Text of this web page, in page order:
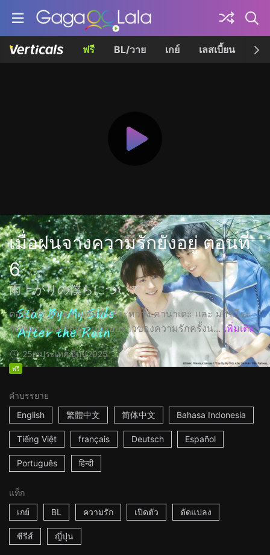
ฟรี BL/วาย เกย์ เลสเบี้ยน เค
เมื่อฝนจางความรักยังอยู่ ตอนที่
6
雨上がりの僕らについて
ตอนที่ 6: แม้ความสัมพันธ์ระหว่าง คานาเดะ และ มาชิโระ
จะพัฒนาขึ้นเรื่อย ๆ แต่รอยร้าวของความรักครั้งน... เพิ่มเติม
25mประเทศญี่ปุ่น2025
ฟรี
คำบรรยาย
English
繁體中文 简体中文 Bahasa Indonesia
Tiếng Việt français Deutsch Español
Português हिन्दी
แท็ก
เกย์
BL ความรัก เปิดตัว ดัดแปลง
ซีรีส์ ญี่ปุ่น